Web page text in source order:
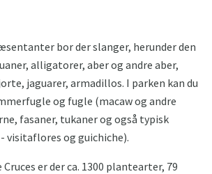
bor der slanger, herunder den
alligatorer, aber og andre aber,
jaguarer, armadillos. I parken kan du
og fugle (macaw og andre
fasaner, tukaner og også typisk
visitaflores og guichiche).
er der ca. 1300 plantearter, 79